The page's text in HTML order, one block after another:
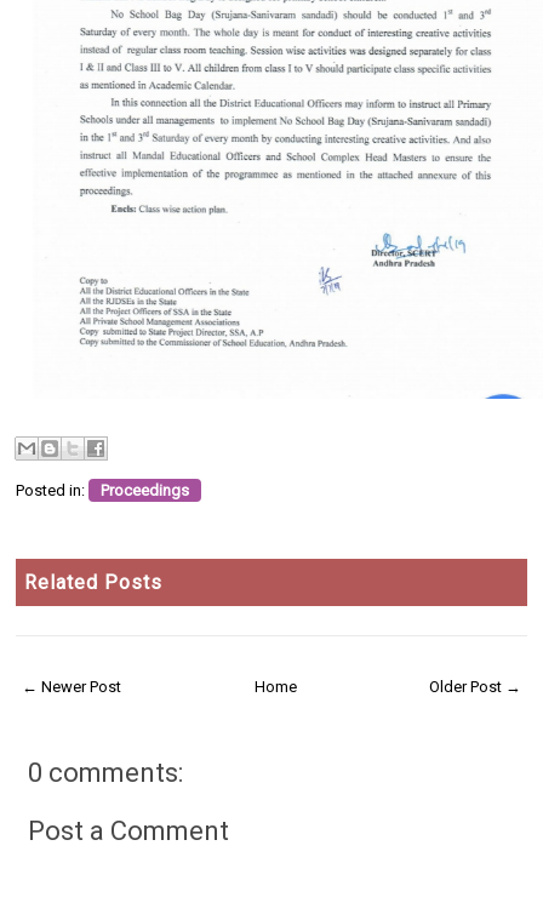
Posted in: Proceedings
Related Posts
← Newer Post Older Post →
Home
0 comments:
Post a Comment